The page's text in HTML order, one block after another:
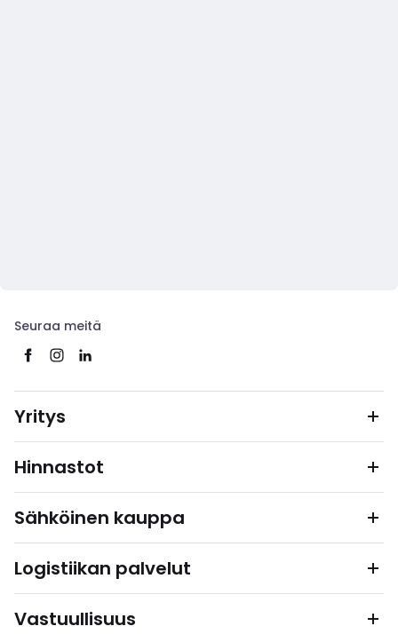
Seuraa meitä
Yritys
Hinnastot
Sähköinen kauppa
Logistiikan palvelut
Vastuullisuus